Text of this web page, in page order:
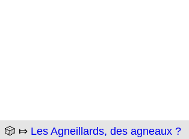
🎲 ⤇ Les Agneillards, des agneaux ?